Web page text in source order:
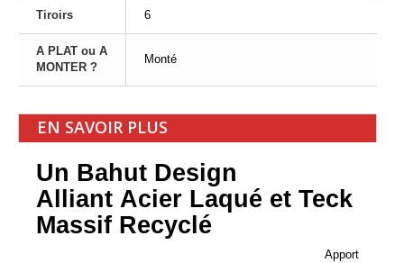
Tiroirs 6
A PLAT ou A
MONTER ?
Monté
EN SAVOIR PLUS
Un Bahut Design
Alliant Acier Laqué et Teck
Massif Recyclé
Apport